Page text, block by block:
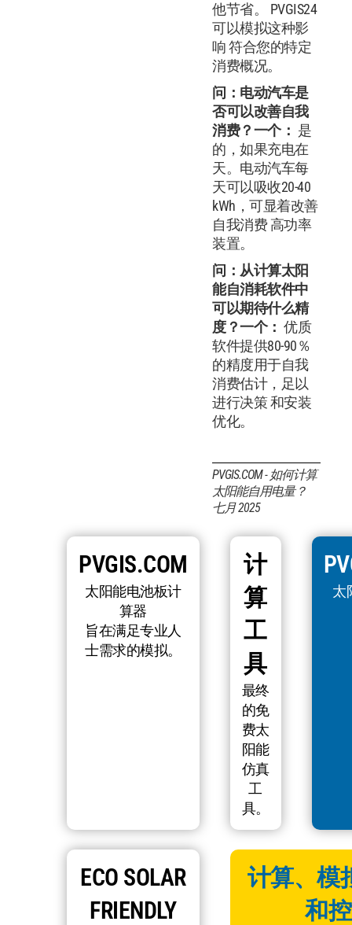
他节省。 PVGIS24
可以模拟这种影
响 符合您的特定
消费概况。
问：电动汽车是
否可以改善自我
消费？一个： 是
的，如果充电在
天。电动汽车每
天可以吸收20-40
kWh，可显着改善
自我消费 高功率
装置。
问：从计算太阳
能自消耗软件中
可以期待什么精
度？一个： 优质
软件提供80-90％
的精度用于自我
消费估计，足以
进行决策 和安装
优化。
PVGIS.COM - 如何计算
太阳能自用电量？
七月 2025
PVGIS.COM
太阳能电池板计
算器
旨在满足专业人
士需求的模拟。
计
算
工
具
最终
的免
费太
阳能
仿真
工
具。
太
ECO SOLAR
FRIENDLY
计算、模
和